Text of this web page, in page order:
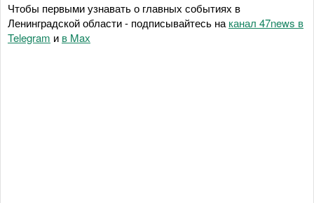
Чтобы первыми узнавать о главных событиях в
Ленинградской области - подписывайтесь на канал 47news в
Telegram и в Maх